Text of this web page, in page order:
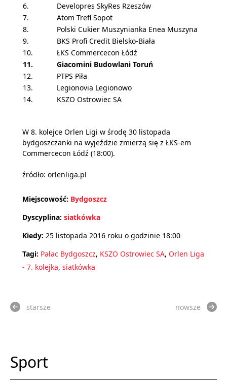
6.
Developres SkyRes Rzeszów
7.
Atom Trefl Sopot
8.
Polski Cukier Muszynianka Enea Muszyna
9.
BKS Profi Credit Bielsko-Biała
10.
ŁKS Commercecon Łódź
11.
Giacomini Budowlani Toruń
12.
PTPS Piła
13.
Legionovia Legionowo
14.
KSZO Ostrowiec SA
W 8. kolejce Orlen Ligi w środę 30 listopada
bydgoszczanki na wyjeździe zmierzą się z ŁKS-em
Commercecon Łódź (18:00).
źródło: orlenliga.pl
Miejscowość: Bydgoszcz
Dyscyplina: siatkówka
Kiedy: 25 listopada 2016 roku o godzinie 18:00
Tagi: Pałac Bydgoszcz, KSZO Ostrowiec SA, Orlen Liga
- 7. kolejka, siatkówka
starsze nowsze
Sport